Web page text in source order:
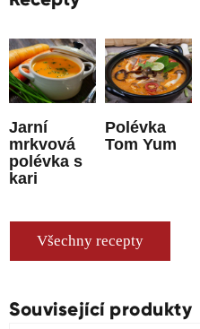
Související produkty
Jarní
mrkvová
polévka s
kari
Polévka
Tom Yum
Všechny recepty